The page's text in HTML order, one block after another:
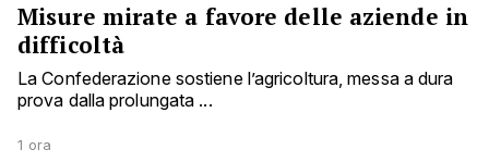
Misure mirate a favore delle aziende in
difficoltà
La Confederazione sostiene l’agricoltura, messa a dura
prova dalla prolungata ...
1 ora